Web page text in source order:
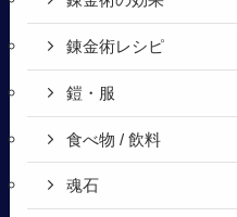
錬金術レシピ
鎧・服
食べ物 / 飲料
魂石